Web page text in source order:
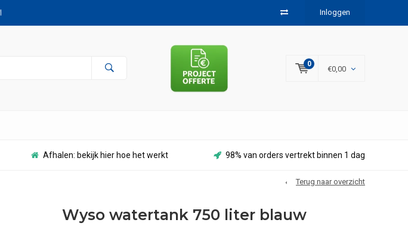
Inloggen
0
€0,00
Afhalen: bekijk hier hoe het werkt 98% van orders vertrekt binnen 1 dag
Terug naar overzicht
Wyso watertank 750 liter blauw